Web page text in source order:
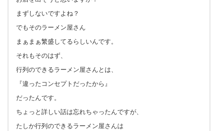
まずしないですよね？
でもそのラーメン屋さん
まぁまぁ繁盛してるらしいんです。
それもそのはず、
行列のできるラーメン屋さんとは、
『違ったコンセプトだったから』
だったんです。
ちょっと詳しい話は忘れちゃったんですが、
たしか行列のできるラーメン屋さんは